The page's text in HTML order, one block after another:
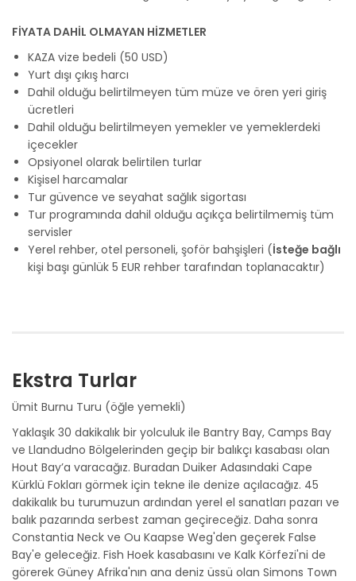
FİYATA DAHİL OLMAYAN HİZMETLER
KAZA vize bedeli (50 USD)
Yurt dışı çıkış harcı
Dahil olduğu belirtilmeyen tüm müze ve ören yeri giriş
ücretleri
Dahil olduğu belirtilmeyen yemekler ve yemeklerdeki
içecekler
Opsiyonel olarak belirtilen turlar
Kişisel harcamalar
Tur güvence ve seyahat sağlık sigortası
Tur programında dahil olduğu açıkça belirtilmemiş tüm
servisler
Yerel rehber, otel personeli, şoför bahşişleri (İsteğe bağlı
kişi başı günlük 5 EUR rehber tarafından toplanacaktır)
Ekstra Turlar
Ümit Burnu Turu (öğle yemekli)
Yaklaşık 30 dakikalık bir yolculuk ile Bantry Bay, Camps Bay
ve Llandudno Bölgelerinden geçip bir balıkçı kasabası olan
Hout Bay’a varacağız. Buradan Duiker Adasındaki Cape
Kürklü Fokları görmek için tekne ile denize açılacağız. 45
dakikalık bu turumuzun ardından yerel el sanatları pazarı ve
balık pazarında serbest zaman geçireceğiz. Daha sonra
Constantia Neck ve Ou Kaapse Weg'den geçerek False
Bay'e geleceğiz. Fish Hoek kasabasını ve Kalk Körfezi'ni de
görerek Güney Afrika'nın ana deniz üssü olan Simons Town